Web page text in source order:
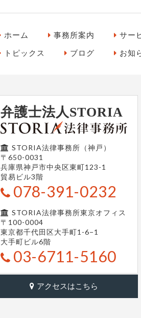
ホーム 事務所案内
サー
トピックス
ブログ お知
弁護士法人STORIA
STORIA法律事務所（神戸）
〒650-0031
兵庫県神戸市中央区東町123-1
貿易ビル3階
078-391-0232
STORIA法律事務所東京オフィス
〒100-0004
東京都千代田区大手町1-6−1
大手町ビル6階
03-6711-5160
アクセスはこちら